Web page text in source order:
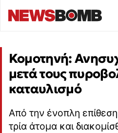
Κομοτηνή:
μετά τους
καταυλισμό
Από την ένοπλη
τρία άτομα και